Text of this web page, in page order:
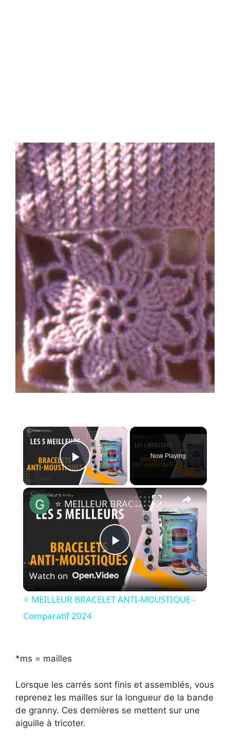
×
Play Video
Now Playing
×
P
V
i
⭐️ MEILLEUR BRACELET ANTI-MOUSTIQUE - Comparatif 2024
Watch on
⭐️ MEILLEUR BRACELET ANTI-MOUSTIQUE -
Comparatif 2024
*ms = mailles
Lorsque les carrés sont finis et assemblés, vous
reprenez les mailles sur la longueur de la bande
de granny. Ces dernières se mettent sur une
aiguille à tricoter.